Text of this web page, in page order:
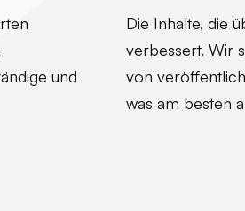
und
Die Inhalte, die
verbessert. Wir
von
was am besten